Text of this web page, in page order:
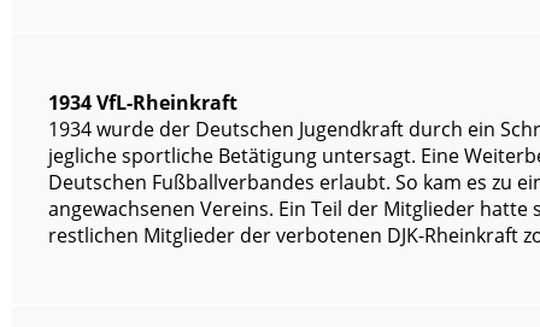
1934 VfL-Rheinkraft
1934 wurde der Deutschen Jugendkraft durch ein
jegliche sportliche Betätigung untersagt. Eine
Deutschen Fußballverbandes erlaubt. So kam es zu
angewachsenen Vereins. Ein Teil der Mitglieder
restlichen Mitglieder der verbotenen DJK-Rheinkraft